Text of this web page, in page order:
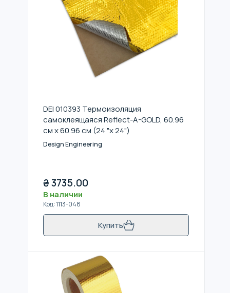
DEI 010393 Термоизоляция
самоклеящаяся Reflect-A-GOLD, 60.96
см x 60.96 см (24 "x 24")
Design Engineering
₴3735.00
В наличии
Код:1113-048
Купить